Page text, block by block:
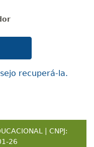
recuperá-la.
| CNPJ:
26